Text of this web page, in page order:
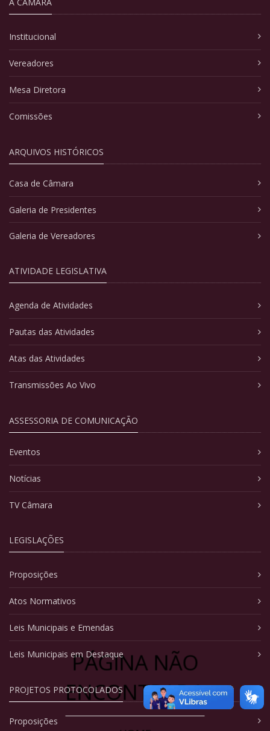
PÁGINA NÃO
ENCONTRADA
Institucional
Vereadores
Mesa Diretora
Comissões
ARQUIVOS HISTÓRICOS
Casa de Câmara
Galeria de Presidentes
Galeria de Vereadores
ATIVIDADE LEGISLATIVA
Agenda de Atividades
Pautas das Atividades
Atas das Atividades
Transmissões Ao Vivo
ASSESSORIA DE COMUNICAÇÃO
Eventos
Notícias
TV Câmara
LEGISLAÇÕES
Proposições
Atos Normativos
Leis Municipais e Emendas
Leis Municipais em Destaque
PROJETOS PROTOCOLADOS
Proposições